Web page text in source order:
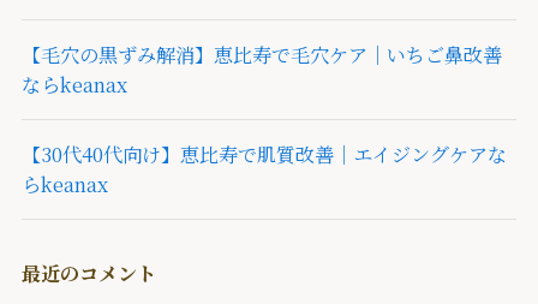
【毛穴の黒ずみ解消】恵比寿で毛穴ケア｜いちご鼻改善
ならkeanax
【30代40代向け】恵比寿で肌質改善｜エイジングケアな
らkeanax
最近のコメント